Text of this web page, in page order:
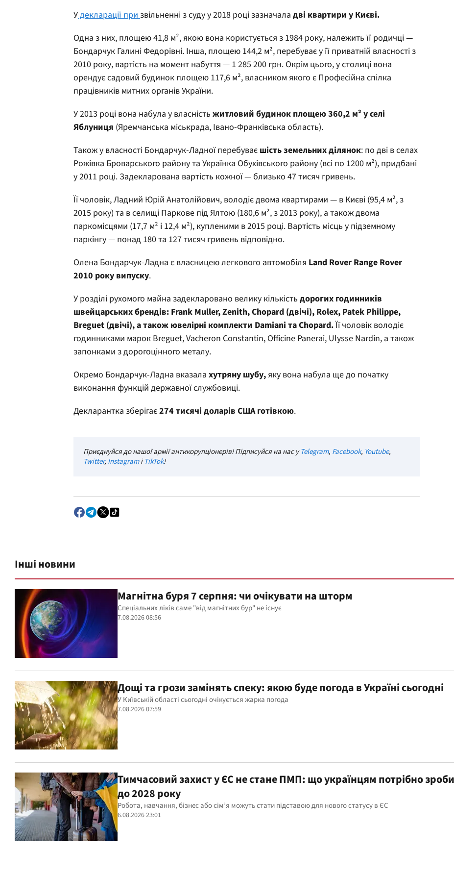
Удекларації призвільненні з суду у 2018 році зазначала дві квартири у Києві.
Одна з них, площею 41,8 м², якою вона користується з 1984 року, належить її родичці —
Бондарчук Галині Федорівні. Інша, площею 144,2 м², перебуває у її приватній власності з
2010 року, вартість на момент набуття — 1 285 200 грн. Окрім цього, у столиці вона
орендує садовий будинок площею 117,6 м², власником якого є Професійна спілка
працівників митних органів України.
У 2013 році вона набула у власність житловий будинок площею 360,2 м² у селі
Яблуниця (Яремчанська міськрада, Івано-Франківська область).
Також у власності Бондарчук-Ладної перебуває шість земельних ділянок: по дві в селах
Рожівка Броварського району та Українка Обухівського району (всі по 1200 м²), придбані
у 2011 році. Задекларована вартість кожної — близько 47 тисяч гривень.
Її чоловік, Ладний Юрій Анатолійович, володіє двома квартирами — в Києві (95,4 м², з
2015 року) та в селищі Паркове під Ялтою (180,6 м², з 2013 року), а також двома
паркомісцями (17,7 м² і 12,4 м²), купленими в 2015 році. Вартість місць у підземному
паркінгу — понад 180 та 127 тисяч гривень відповідно.
Олена Бондарчук-Ладна є власницею легкового автомобіля Land Rover Range Rover
2010 року випуску.
У розділі рухомого майна задекларовано велику кількість дорогих годинників
швейцарських брендів: Frank Muller, Zenith, Chopard (двічі), Rolex, Patek Philippe,
Breguet (двічі), а також ювелірні комплекти Damiani та Chopard.Її чоловік володіє
годинниками марок Breguet, Vacheron Constantin, Officine Panerai, Ulysse Nardin, а також
запонками з дорогоцінного металу.
Окремо Бондарчук-Ладна вказала хутряну шубу,яку вона набула ще до початку
виконання функцій державної службовиці.
Декларантка зберігає274 тисячі доларів США готівкою.
Приєднуйся до нашої армії антикорупціонерів! Підписуйся на нас уTelegram, Facebook, Youtube,
Twitter, InstagramіTikTok!
Інші новини
Магнітна буря 7 серпня: чи очікувати на шторм
Спеціальних ліків саме "від магнітних бур" не існує
7.08.2026 08:56
Дощі та грози замінять спеку: якою буде погода в Україні сьогодні
У Київській області сьогодні очікується жарка погода
7.08.2026 07:59
Тимчасовий захист у ЄС не стане ПМП: що українцям потрібно
до 2028 року
Робота, навчання, бізнес або сім’я можуть стати підставою для нового статусу в ЄС
6.08.2026 23:01